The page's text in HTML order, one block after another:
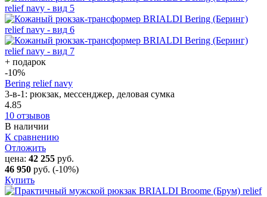
+ подарок
-10%
Bering relief navy
3-в-1: рюкзак, мессенджер, деловая сумка
4.85
10 отзывов
В наличии
К сравнению
Отложить
цена: 42 255 руб.
46 950 руб. (-10%)
Купить